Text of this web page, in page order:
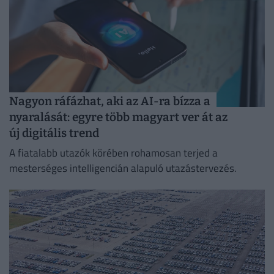
Nagyon ráfázhat, aki az AI-ra bízza a
nyaralását: egyre több magyart ver át az
új digitális trend
A fiatalabb utazók körében rohamosan terjed a
mesterséges intelligencián alapuló utazástervezés.